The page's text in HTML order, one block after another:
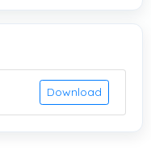
Download